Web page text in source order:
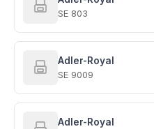
SE 803
Adler-Royal
SE 9009
Adler-Royal